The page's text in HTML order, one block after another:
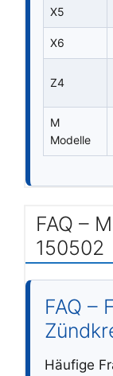
X5
X6
Z4
M
Modelle
FAQ –
150502
FAQ –
Häufige